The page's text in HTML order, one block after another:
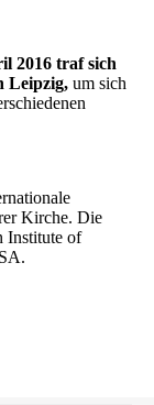
2016 traf sich
Leipzig, um sich
Kirche. Die
Institute of